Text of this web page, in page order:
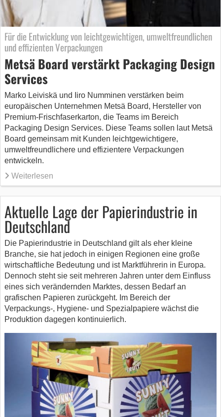
Für die Entwicklung von leichtgewichtigen, umweltfreundlichen
und effizienten Verpackungen
Metsä Board verstärkt Packaging Design
Services
Marko Leiviskä und Iiro Numminen verstärken beim
europäischen Unternehmen Metsä Board, Hersteller von
Premium-Frischfaserkarton, die Teams im Bereich
Packaging Design Services. Diese Teams sollen laut Metsä
Board gemeinsam mit Kunden leichtgewichtigere,
umweltfreundlichere und effizientere Verpackungen
entwickeln.
Weiterlesen
Aktuelle Lage der Papierindustrie in
Deutschland
Die Papierindustrie in Deutschland gilt als eher kleine
Branche, sie hat jedoch in einigen Regionen eine große
wirtschaftliche Bedeutung und ist Marktführerin in Europa.
Dennoch steht sie seit mehreren Jahren unter dem Einfluss
eines sich verändernden Marktes, dessen Bedarf an
grafischen Papieren zurückgeht. Im Bereich der
Verpackungs-, Hygiene- und Spezialpapiere wächst die
Produktion dagegen kontinuierlich.